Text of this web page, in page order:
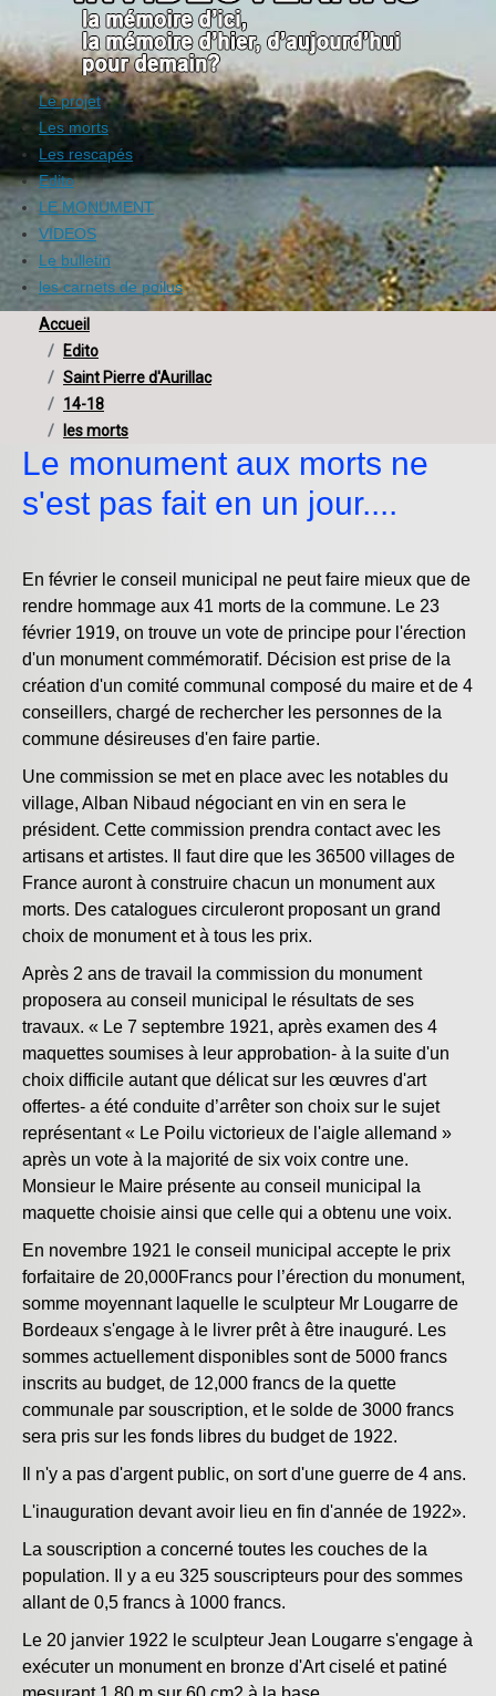
Le projet
Les morts
Les rescapés
Edito
LE MONUMENT
VIDEOS
Le bulletin
les carnets de poilus
Accueil
Edito
Saint Pierre d'Aurillac
14-18
les morts
Le monument aux morts ne
s'est pas fait en un jour....
En février le conseil municipal ne peut faire mieux que de
rendre hommage aux 41 morts de la commune. Le 23
février 1919, on trouve un vote de principe pour l'érection
d'un monument commémoratif. Décision est prise de la
création d'un comité communal composé du maire et de 4
conseillers, chargé de rechercher les personnes de la
commune désireuses d'en faire partie.
Une commission se met en place avec les notables du
village, Alban Nibaud négociant en vin en sera le
président. Cette commission prendra contact avec les
artisans et artistes. Il faut dire que les 36500 villages de
France auront à construire chacun un monument aux
morts. Des catalogues circuleront proposant un grand
choix de monument et à tous les prix.
Après 2 ans de travail la commission du monument
proposera au conseil municipal le résultats de ses
travaux. « Le 7 septembre 1921, après examen des 4
maquettes soumises à leur approbation- à la suite d'un
choix difficile autant que délicat sur les œuvres d'art
offertes- a été conduite d’arrêter son choix sur le sujet
représentant « Le Poilu victorieux de l'aigle allemand »
après un vote à la majorité de six voix contre une.
Monsieur le Maire présente au conseil municipal la
maquette choisie ainsi que celle qui a obtenu une voix.
En novembre 1921 le conseil municipal accepte le prix
forfaitaire de 20,000Francs pour l’érection du monument,
somme moyennant laquelle le sculpteur Mr Lougarre de
Bordeaux s'engage à le livrer prêt à être inauguré. Les
sommes actuellement disponibles sont de 5000 francs
inscrits au budget, de 12,000 francs de la quette
communale par souscription, et le solde de 3000 francs
sera pris sur les fonds libres du budget de 1922.
Il n'y a pas d'argent public, on sort d'une guerre de 4 ans.
L'inauguration devant avoir lieu en fin d'année de 1922».
La souscription a concerné toutes les couches de la
population. Il y a eu 325 souscripteurs pour des sommes
allant de 0,5 francs à 1000 francs.
Le 20 janvier 1922 le sculpteur Jean Lougarre s'engage à
exécuter un monument en bronze d'Art ciselé et patiné